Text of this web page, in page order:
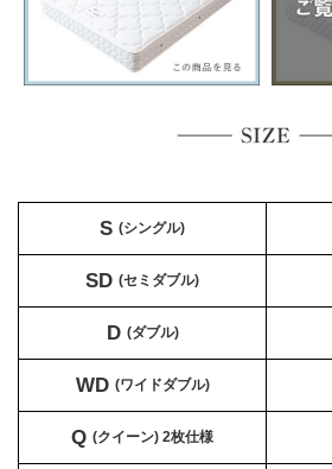
S (シングル)
SD (セミダブル)
D (ダブル)
WD (ワイドダブル)
Q (クイーン) 2枚仕様